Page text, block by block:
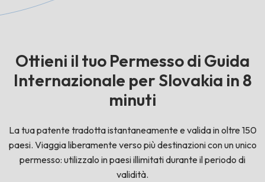
Ottieni il tuo Permesso di Guida
Internazionale per Slovakia in 8
minuti
La tua patente tradotta istantaneamente e valida in oltre 150
paesi. Viaggia liberamente verso più destinazioni con un unico
permesso: utilizzalo in paesi illimitati durante il periodo di
validità.